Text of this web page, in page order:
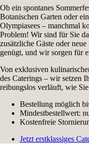
Ob ein spontanes
Botanischen Garten oder
Olympiasees – manchmal
Problem! Wir sind für Sie
zusätzliche Gäste oder
genügt, und wir sorgen für
Von exklusiven
des Caterings – wir setzen
reibungslos verläuft, wie
Bestellung möglich
Mindestbestellwert:
Kostenfreie
Jetzt erstklassiges